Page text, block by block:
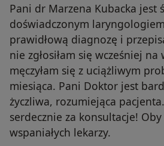
Pani dr Marzena Kubacka jest
doświadczonym
prawidłową diagnozę i
nie zgłosiłam się wcześniej
męczyłam się z uciążliwym
miesiąca. Pani Doktor jest
życzliwa, rozumiejąca
serdecznie za konsultacje!
wspaniałych lekarzy.